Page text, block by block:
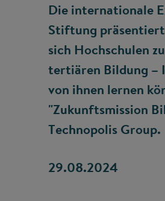
Die internationale
Stiftung
sich Hochschulen
tertiären Bildung –
von ihnen lernen
"Zukunftsmission
Technopolis Group.
29.08.2024